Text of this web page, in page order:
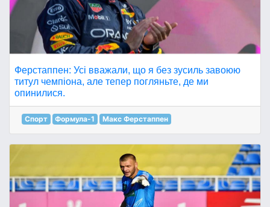
Ферстаппен: Усі вважали, що я без зусиль завоюю
титул чемпіона, але тепер погляньте, де ми
опинилися.
Спорт Формула-1 Макс Ферстаппен